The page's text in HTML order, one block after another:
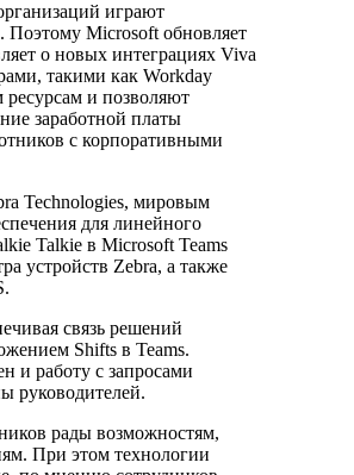
играют
Microsoft обновляет
о новых интеграциях Viva
такими как Workday
и позволяют
заработной платы
с корпоративными
Technologies, мировым
для линейного
Talkie в Microsoft Teams
устройств Zebra, а также
связь решений
Shifts в Teams.
и работу с запросами
руководителей.
рады возможностям,
При этом технологии